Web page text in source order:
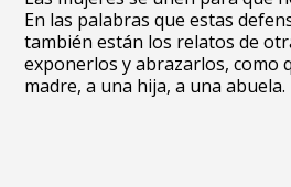
En las palabras que estas
también están los relatos de
exponerlos y abrazarlos, como
madre, a una hija, a una abuela.